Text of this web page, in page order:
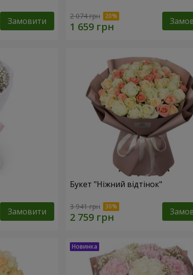
Замовити 2 074 грн
Замовити
Букет "Ніжний відтінок"
3 941 грн